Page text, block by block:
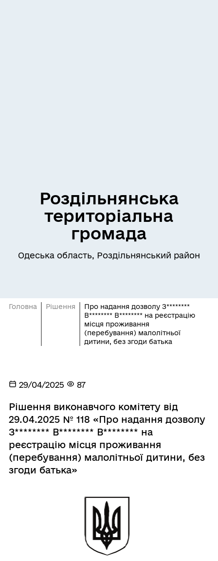
Роздільнянська
територіальна
громада
Одеська область, Роздільнянський район
Головна Рішення
Про надання дозволу З********
В******** В******** на реєстрацію
місця проживання
(перебування) малолітньої
дитини, без згоди батька
29/04/2025 87
Рішення виконавчого комітету від
29.04.2025 № 118 «Про надання дозволу
З******** В******** В******** на
реєстрацію місця проживання
(перебування) малолітньої дитини, без
згоди батька»